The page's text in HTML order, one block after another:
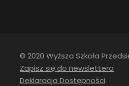
© 2020 Wyższa Szkoła
Zapisz się do newslettera
Deklaracja Dostępności